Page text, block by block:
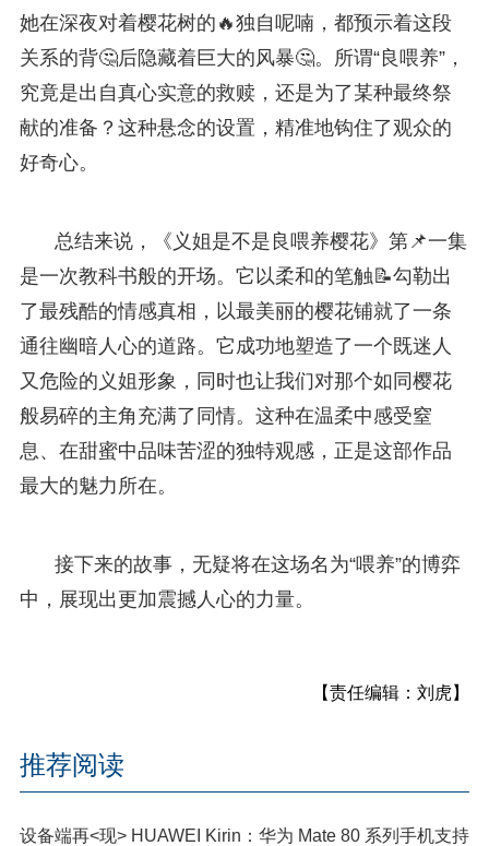
她在深夜对着樱花树的🔥独自呢喃，都预示着这段
关系的背🤔后隐藏着巨大的风暴🤔。所谓“良喂养”，
究竟是出自真心实意的救赎，还是为了某种最终祭
献的准备？这种悬念的设置，精准地钩住了观众的
好奇心。
总结来说，《义姐是不是良喂养樱花》第📌一集
是一次教科书般的开场。它以柔和的笔触📝勾勒出
了最残酷的情感真相，以最美丽的樱花铺就了一条
通往幽暗人心的道路。它成功地塑造了一个既迷人
又危险的义姐形象，同时也让我们对那个如同樱花
般易碎的主角充满了同情。这种在温柔中感受窒
息、在甜蜜中品味苦涩的独特观感，正是这部作品
最大的魅力所在。
接下来的故事，无疑将在这场名为“喂养”的博弈
中，展现出更加震撼人心的力量。
【责任编辑：刘虎】
推荐阅读
设备端再<现> HUAWEI Kirin：华为 Mate 80 系列手机支持